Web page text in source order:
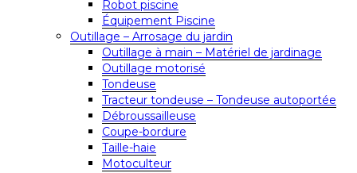
Robot piscine
Équipement Piscine
Outillage – Arrosage du jardin
Outillage à main – Matériel de jardinage
Outillage motorisé
Tondeuse
Tracteur tondeuse – Tondeuse autoportée
Débroussailleuse
Coupe-bordure
Taille-haie
Motoculteur